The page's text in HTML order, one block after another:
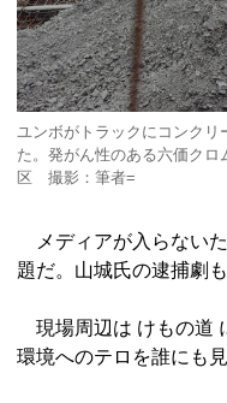
ユンボがトラックにコンク
た。発がん性のある六価ク
区 撮影：筆者=
メディアが入らない
題だ。山城氏の逮捕劇
現場周辺は けもの道
環境へのテロを誰にも